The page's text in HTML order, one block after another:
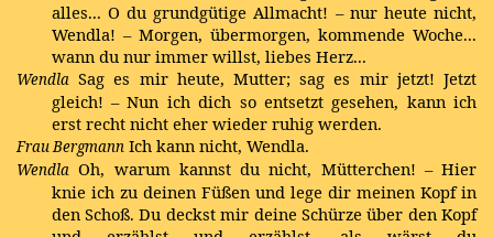
alles... O du grundgütige Allmacht! – nur heute nicht,
Wendla! – Morgen, übermorgen, kommende Woche...
wann du nur immer willst, liebes Herz...
Wendla Sag es mir heute, Mutter; sag es mir jetzt! Jetzt
gleich! – Nun ich dich so entsetzt gesehen, kann ich
erst recht nicht eher wieder ruhig werden.
Frau Bergmann Ich kann nicht, Wendla.
Wendla Oh, warum kannst du nicht, Mütterchen! – Hier
knie ich zu deinen Füßen und lege dir meinen Kopf in
den Schoß. Du deckst mir deine Schürze über den Kopf